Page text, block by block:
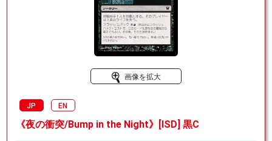
画像を拡大
JP EN
《夜の衝突/Bump in the Night》[ISD] 黒C